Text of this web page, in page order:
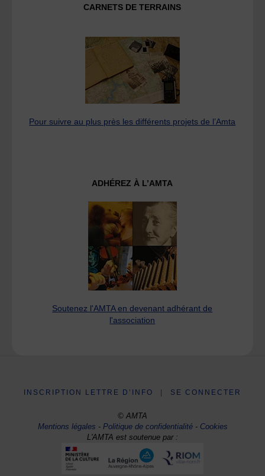
CARNETS DE TERRAINS
Pour suivre au plus près les différents projets de l’Amta
ADHÉREZ À L’AMTA
Soutenez l'AMTA en devenant adhérant de
l'association
INSCRIPTION LETTRE D’INFO SE CONNECTER
© AMTA
Mentions légales -Politique de confidentialité- Cookies
L'AMTA est soutenue par :